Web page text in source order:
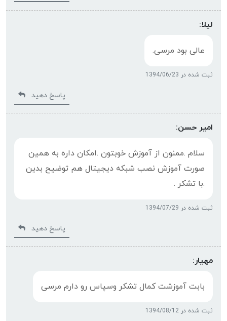
لیلا:
عالی بود مرسی.
ثبت شده در 1394/06/23
پاسخ دهید
امیر حسن:
سلام .ممنون از آموزش خوبتون .امکان داره به همین
صورت آموزش نصب شبکه دیجیتال هم توضیح بدین
.با تشکر .
ثبت شده در 1394/07/29
پاسخ دهید
مهیار:
بابت آموزشت کمال تشکر وسپاس رو دارم مرسی
ثبت شده در 1394/08/12